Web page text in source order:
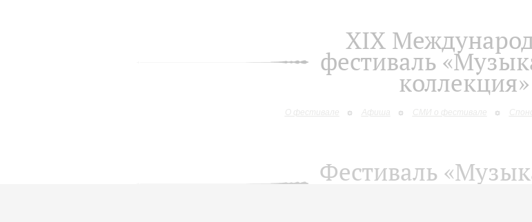
XIХ
фестиваль
коллекция»
О фестивале Афиша СМИ о фестивале
Фестиваль
коллекция»